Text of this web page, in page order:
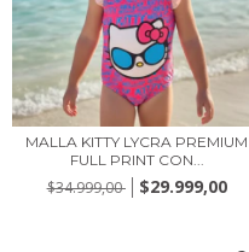
MALLA KITTY LYCRA PREMIUM
FULL PRINT CON...
$34.999,00 $29.999,00